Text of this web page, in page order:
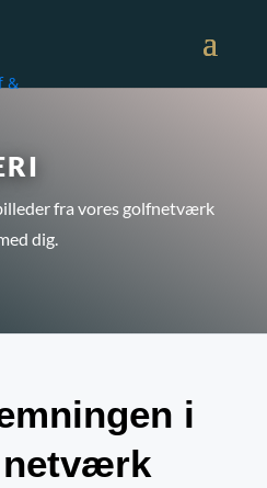
fra vores golfnetværk
dig.
i